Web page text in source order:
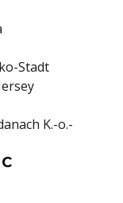
Stadt
K.-o.-